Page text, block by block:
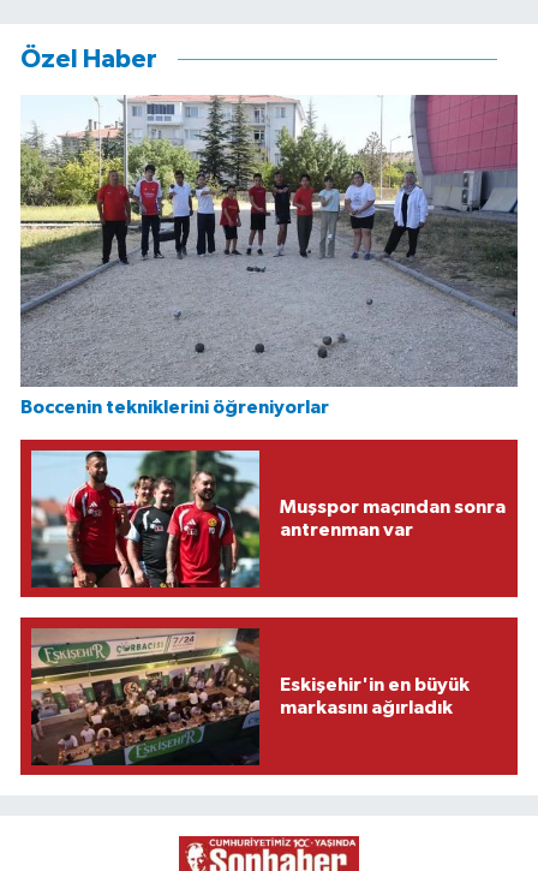
Özel Haber
Boccenin tekniklerini öğreniyorlar
Muşspor maçından sonra
antrenman var
Eskişehir'in en büyük
markasını ağırladık